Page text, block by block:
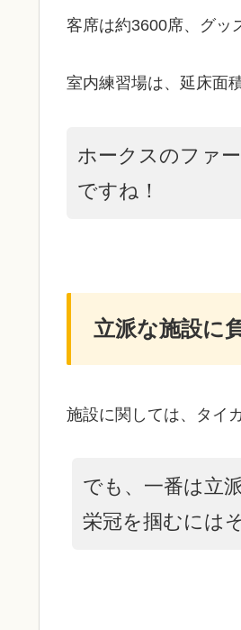
客席は約3600席、グッ
室内練習場は、延床面
ホークスのファ
ですね！
立派な施設に
施設に関しては、タイ
でも、一番は立
栄冠を掴むには